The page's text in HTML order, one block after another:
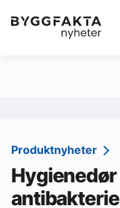
Kategorier
Redaksjonen
Om Byggfakta
Annonsere
Produktnyheter